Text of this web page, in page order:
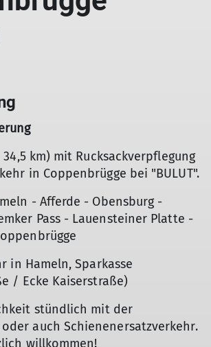
34,5 km) mit Rucksackverpflegung
in Coppenbrügge bei "BULUT".
- Afferde - Obensburg -
Pass - Lauensteiner Platte -
in Hameln, Sparkasse
/ Ecke Kaiserstraße)
stündlich mit der
auch Schienenersatzverkehr.
willkommen!